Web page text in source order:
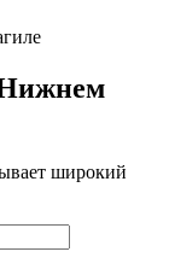
Нижнем
широкий